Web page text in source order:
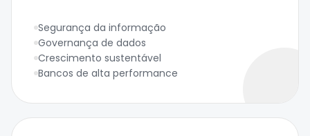
Segurança da informação
Governança de dados
Crescimento sustentável
Bancos de alta performance